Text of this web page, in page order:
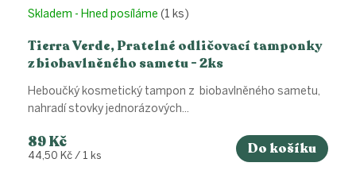
Tierra Verde, Pratelné odličovací tamponky
z biobavlněného sametu - 2ks
Skladem - Hned posíláme (1 ks)
89 Kč
Měrná
44,50 Kč / 1 ks Do košíku
Heboučký kosmetický tampon z biobavlněného sametu,
nahradí stovky jednorázových...